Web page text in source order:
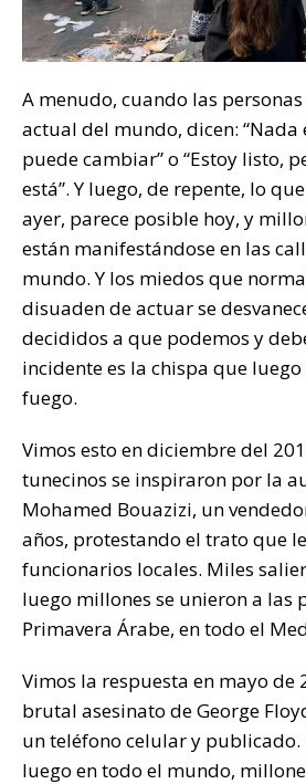
A menudo, cuando las
actual del mundo, dicen: “Nada
puede cambiar” o “Estoy listo,
está”. Y luego, de repente, lo
ayer, parece posible hoy, y
están manifestándose en las
mundo. Y los miedos que
disuaden de actuar se
decididos a que podemos y
incidente es la chispa que luego
fuego.
Vimos esto en diciembre del
tunecinos se inspiraron por la
Mohamed Bouazizi, un
años, protestando el trato que
funcionarios locales. Miles
luego millones se unieron a las
Primavera Árabe, en todo el
Vimos la respuesta en mayo de
brutal asesinato de George
un teléfono celular y publicado.
luego en todo el mundo,